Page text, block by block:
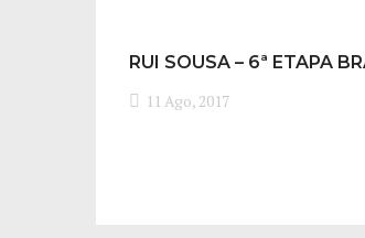
RUI SOUSA – 6ª ETAPA
11 Ago, 2017